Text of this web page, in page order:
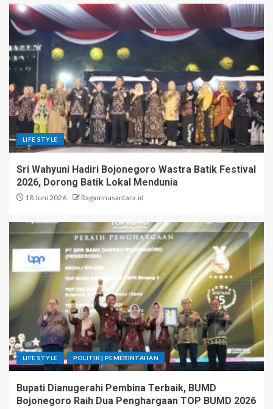
LIFE STYLE
Sri Wahyuni Hadiri Bojonegoro Wastra Batik Festival
2026, Dorong Batik Lokal Mendunia
18 Juni 2026 Ragamnusantara.id
LIFE STYLE POLITIK | PEMERINTAHAN
Bupati Dianugerahi Pembina Terbaik, BUMD
Bojonegoro Raih Dua Penghargaan TOP BUMD 2026